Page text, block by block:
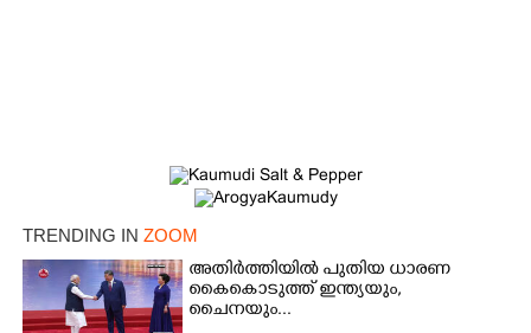
TRENDING IN ZOOM
അതിർത്തിയിൽ പുതിയ ധാരണ
കൈകൊടുത്ത് ഇന്ത്യയും,
ചൈനയും...
Share this link
Copy Link